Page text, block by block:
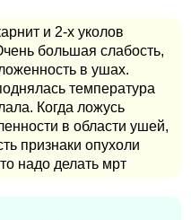
и 2-х уколов
большая слабость,
в ушах.
температура
Когда ложусь
в области ушей,
признаки опухоли
надо делать мрт